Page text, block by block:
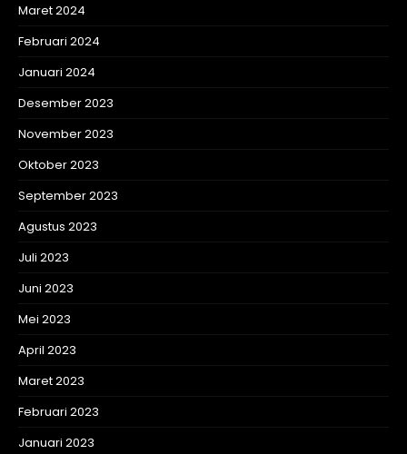
Maret 2024
Februari 2024
Januari 2024
Desember 2023
November 2023
Oktober 2023
September 2023
Agustus 2023
Juli 2023
Juni 2023
Mei 2023
April 2023
Maret 2023
Februari 2023
Januari 2023